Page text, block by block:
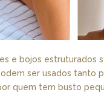
e bojos estruturados
ser usados tanto
quem tem busto